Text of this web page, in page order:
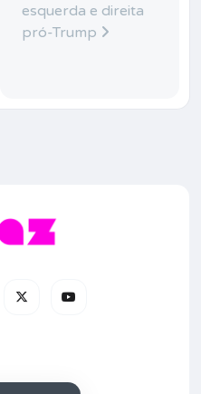
esquerda e direita
pró-Trump